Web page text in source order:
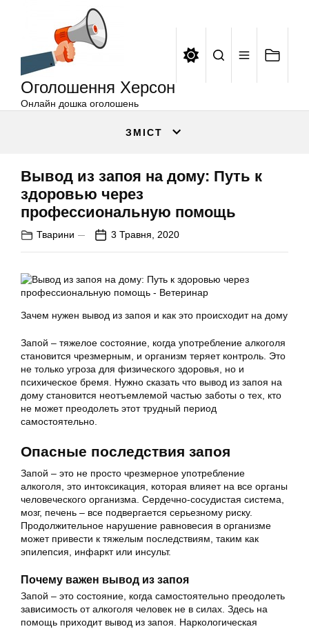
Оголошення Херсон
Онлайн дошка оголошень
ЗМІСТ
Вывод из запоя на дому: Путь к
здоровью через
профессиональную помощь
Тварини 3 Травня, 2020
Зачем нужен вывод из запоя и как это происходит на дому
Запой – тяжелое состояние, когда употребление алкоголя
становится чрезмерным, и организм теряет контроль. Это
не только угроза для физического здоровья, но и
психическое бремя. Нужно сказать что вывод из запоя на
дому становится неотъемлемой частью заботы о тех, кто
не может преодолеть этот трудный период
самостоятельно.
Опасные последствия запоя
Запой – это не просто чрезмерное употребление
алкоголя, это интоксикация, которая влияет на все органы
человеческого организма. Сердечно-сосудистая система,
мозг, печень – все подвергается серьезному риску.
Продолжительное нарушение равновесия в организме
может привести к тяжелым последствиям, таким как
эпилепсия, инфаркт или инсульт.
Почему важен вывод из запоя
Запой – это состояние, когда самостоятельно преодолеть
зависимость от алкоголя человек не в силах. Здесь на
помощь приходит вывод из запоя. Наркологическая